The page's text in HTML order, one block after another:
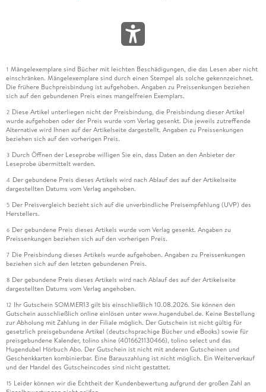
1 Mängelexemplare sind Bücher mit leichten Beschädigungen, die das Lesen aber nicht
einschränken. Mängelexemplare sind durch einen Stempel als solche gekennzeichnet.
Die frühere Buchpreisbindung ist aufgehoben. Angaben zu Preissenkungen beziehen
sich auf den gebundenen Preis eines mangelfreien Exemplars.
2 Diese Artikel unterliegen nicht der Preisbindung, die Preisbindung dieser Artikel
wurde aufgehoben oder der Preis wurde vom Verlag gesenkt. Die jeweils zutreffende
Alternative wird Ihnen auf der Artikelseite dargestellt. Angaben zu Preissenkungen
beziehen sich auf den vorherigen Preis.
3 Durch Öffnen der Leseprobe willigen Sie ein, dass Daten an den Anbieter der
Leseprobe übermittelt werden.
4 Der gebundene Preis dieses Artikels wird nach Ablauf des auf der Artikelseite
dargestellten Datums vom Verlag angehoben.
5 Der Preisvergleich bezieht sich auf die unverbindliche Preisempfehlung (UVP) des
Herstellers.
6 Der gebundene Preis dieses Artikels wurde vom Verlag gesenkt. Angaben zu
Preissenkungen beziehen sich auf den vorherigen Preis.
7 Die Preisbindung dieses Artikels wurde aufgehoben. Angaben zu Preissenkungen
beziehen sich auf den letzten gebundenen Preis.
8 Der gebundene Preis dieses Artikels wird nach Ablauf des auf der Artikelseite
dargestellten Datums vom Verlag angehoben.
12 Ihr Gutschein SOMMER13 gilt bis einschließlich 10.08.2026. Sie können den
Gutschein ausschließlich online einlösen unter www.hugendubel.de. Keine Bestellung
zur Abholung mit Zahlung in der Filiale möglich. Der Gutschein ist nicht gültig für
gesetzlich preisgebundene Artikel (deutschsprachige Bücher und eBooks) sowie für
preisgebundene Kalender, tolino shine (4016621130466), tolino select und das
Hugendubel Hörbuch Abo. Der Gutschein ist nicht mit anderen Gutscheinen und
Geschenkkarten kombinierbar. Eine Barauszahlung ist nicht möglich. Ein Weiterverkauf
und der Handel des Gutscheincodes sind nicht gestattet.
15 Leider können wir die Echtheit der Kundenbewertung aufgrund der großen Zahl an